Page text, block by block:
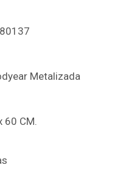
Metalizada
60 CM.